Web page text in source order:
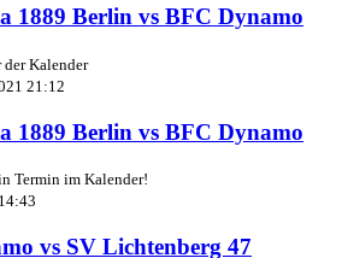
1889 Berlin vs BFC Dynamo
Kalender
21:12
1889 Berlin vs BFC Dynamo
Termin im Kalender!
vs SV Lichtenberg 47